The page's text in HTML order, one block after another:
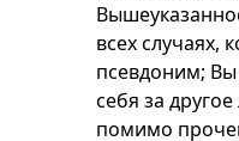
всех случаях,
псевдоним;
себя за
помимо